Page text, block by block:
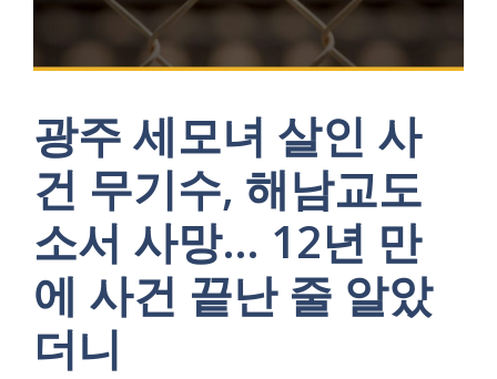
광주 세모녀 살인 사
건 무기수, 해남교도
소서 사망… 12년 만
에 사건 끝난 줄 알았
더니